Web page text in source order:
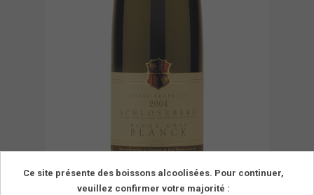
Ce site présente des boissons alcoolisées. Pour continuer,
veuillez confirmer votre majorité :